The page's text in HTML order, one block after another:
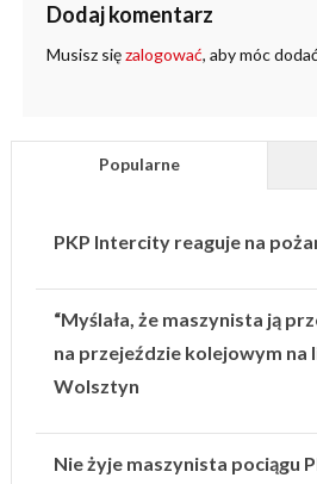
Dodaj komentarz
Musisz sięzalogować, aby móc
Popularne
PKP Intercity reaguje na
“Myślała, że maszynista ją
na przejeździe kolejowym na
Wolsztyn
Nie żyje maszynista pociągu